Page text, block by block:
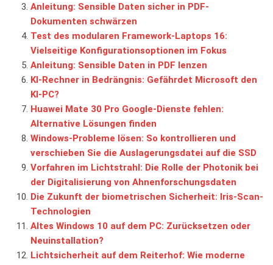
Anleitung: Sensible Daten sicher in PDF-
Dokumenten schwärzen
Test des modularen Framework-Laptops 16:
Vielseitige Konfigurationsoptionen im Fokus
Anleitung: Sensible Daten in PDF lenzen
KI-Rechner in Bedrängnis: Gefährdet Microsoft den
KI-PC?
Huawei Mate 30 Pro Google-Dienste fehlen:
Alternative Lösungen finden
Windows-Probleme lösen: So kontrollieren und
verschieben Sie die Auslagerungsdatei auf die SSD
Vorfahren im Lichtstrahl: Die Rolle der Photonik bei
der Digitalisierung von Ahnenforschungsdaten
Die Zukunft der biometrischen Sicherheit: Iris-Scan-
Technologien
Altes Windows 10 auf dem PC: Zurücksetzen oder
Neuinstallation?
Lichtsicherheit auf dem Reiterhof: Wie moderne